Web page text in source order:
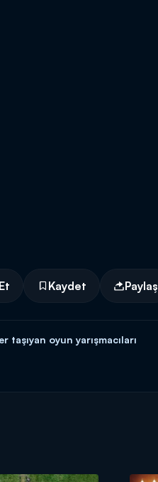
Kaydet Paylaş
oyun yarışmacıları